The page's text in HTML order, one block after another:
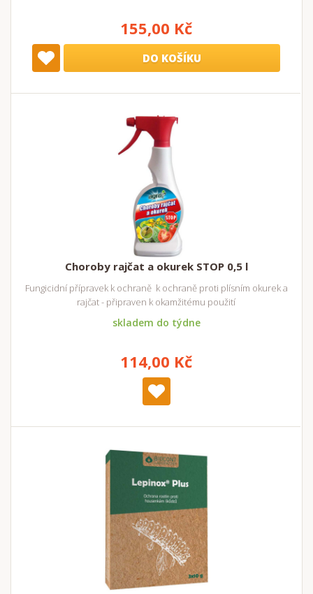
155,00 Kč
DO KOŠÍKU
Choroby rajčat a okurek STOP 0,5 l
Fungicidní přípravek k ochraně k ochraně proti plísním okurek a
rajčat - připraven k okamžitému použití
skladem do týdne
114,00 Kč